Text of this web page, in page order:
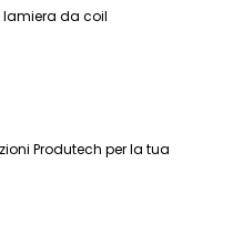
lamiera da coil
Produtech per la tua